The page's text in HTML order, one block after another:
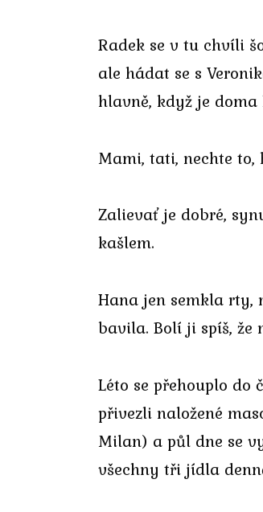
Radek se v tu chvíli
ale hádat se s
hlavně, když je
Mami, tati, nechte to,
Zalievať je dobré,
kašlem.
Hana jen semkla rty,
bavila. Bolí ji spíš,
Léto se přehouplo do
přivezli naložené
Milan) a půl dne se
všechny tři jídla